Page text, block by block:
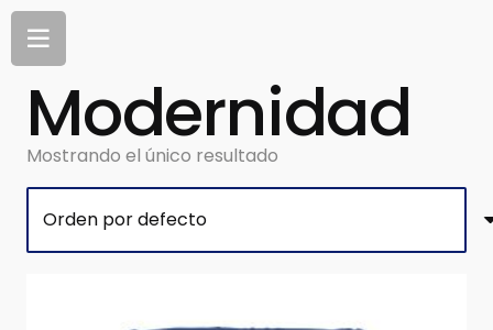
Modernidad
Mostrando el único resultado